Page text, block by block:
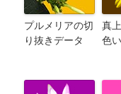
プルメリアの切
り抜きデータ
真
色